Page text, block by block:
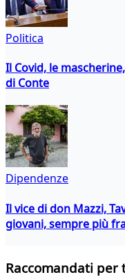
Politica
Il Covid, le
di Conte
Dipendenze
Il vice di don Mazzi,
giovani, sempre più
Raccomandati per